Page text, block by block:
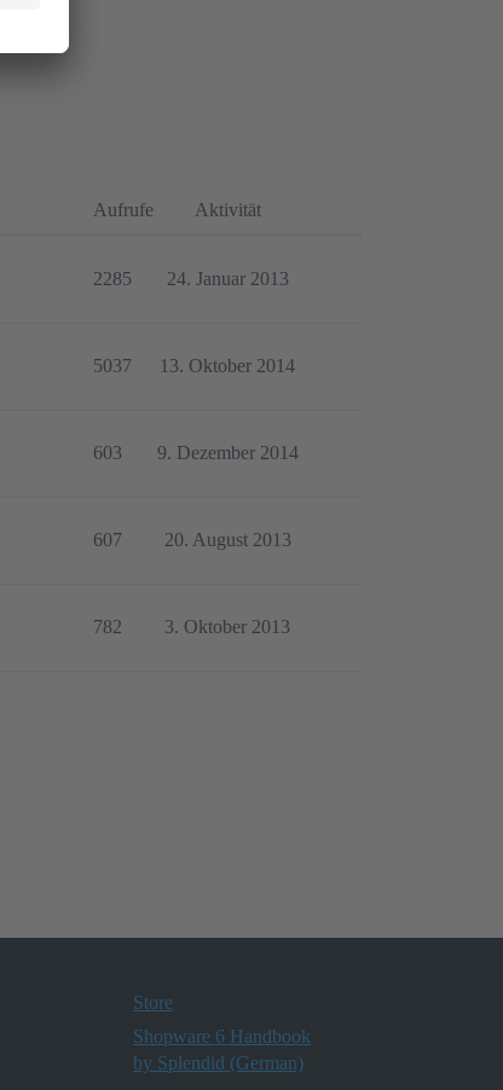
Aufrufe Aktivität
2285 24. Januar 2013
5037 13. Oktober 2014
603 9. Dezember 2014
607 20. August 2013
782 3. Oktober 2013
Store
Shopware 6 Handbook
by Splendid (German)